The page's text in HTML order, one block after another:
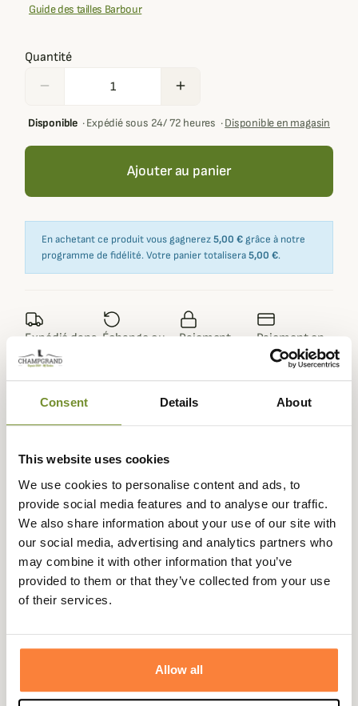
Consent Details About
This website uses cookies
We use cookies to personalise content and ads, to
provide social media features and to analyse our traffic.
We also share information about your use of our site with
our social media, advertising and analytics partners who
may combine it with other information that you’ve
provided to them or that they’ve collected from your use
of their services.
Allow all
Guide des tailles Barbour
Quantité
remove add
Disponible·Expédié sous 24/ 72 heures ·Disponible en magasin
Ajouter au panier
En achetant ce produit vous gagnerez5,00 € grâce à notre
programme de fidélité. Votre panier totalisera5,00 €.
Expédié dans
la journée
Échange ou
90 jours
Paiement
Paiement en
3 fois dès 100
euros
Description
Apportez une touche d’élégance intemporelle à vos
tenues avec cette somptueuse écharpe Barbour en
100% cachemire , au motif écossais tartan
emblématique de la marque. Confectionnée dans une
laine d’une douceur exceptionnelle, elle procure un
confort thermique optimal tout en offrant un toucher
Le cachemire confère à cette écharpe un éclat unique et
raffiné, difficile à égaler avec d’autres fibres. Très
élégante, elle s’accorde parfaitement à un style anglais